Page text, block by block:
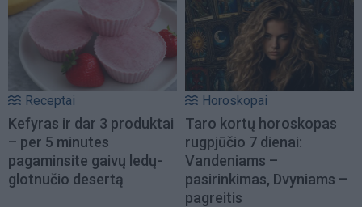
Receptai
Kefyras ir dar 3 produktai
– per 5 minutes
pagaminsite gaivų ledų-
glotnučio desertą
Horoskopai
Taro kortų horoskopas
rugpjūčio 7 dienai:
Vandeniams –
pasirinkimas, Dvyniams –
pagreitis